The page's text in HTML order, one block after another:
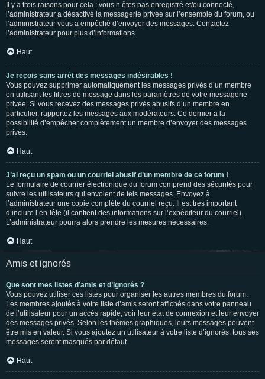
Il y a trois raisons pour cela : vous n’êtes pas enregistré et/ou connecté,
l’administrateur a désactivé la messagerie privée sur l’ensemble du forum, ou
l’administrateur vous a empêché d’envoyer des messages. Contactez
l’administrateur pour plus d’informations.
Haut
Je reçois sans arrêt des messages indésirables !
Vous pouvez supprimer automatiquement les messages privés d’un membre
en utilisant les filtres de message dans les paramètres de votre messagerie
privée. Si vous recevez des messages privés abusifs d’un membre en
particulier, rapportez les messages aux modérateurs. Ce dernier a la
possibilité d’empêcher complètement un membre d’envoyer des messages
privés.
Haut
J’ai reçu un spam ou un courriel abusif d’un membre de ce forum !
Le formulaire de courrier électronique du forum comprend des sécurités pour
suivre les utilisateurs qui envoient de tels messages. Envoyez à
l’administrateur une copie complète du courriel reçu. Il est très important
d’inclure l’en-tête (il contient des informations sur l’expéditeur du courriel).
L’administrateur pourra alors prendre les mesures nécessaires.
Haut
Amis et ignorés
Que sont mes listes d’amis et d’ignorés ?
Vous pouvez utiliser ces listes pour organiser les autres membres du forum.
Les membres ajoutés à votre liste d’amis seront affichés dans votre panneau
de l’utilisateur pour un accès rapide, voir leur état de connexion et leur envoyer
des messages privés. Selon les thèmes graphiques, leurs messages peuvent
être mis en valeur. Si vous ajoutez un utilisateur à votre liste d’ignorés, tous ses
messages seront masqués par défaut.
Haut